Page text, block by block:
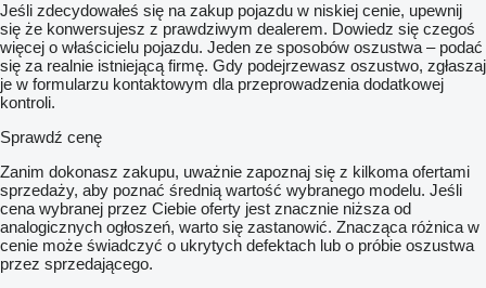
Jeśli zdecydowałeś się na zakup pojazdu w niskiej cenie, upewnij
się że konwersujesz z prawdziwym dealerem. Dowiedz się czegoś
więcej o właścicielu pojazdu. Jeden ze sposobów oszustwa – podać
się za realnie istniejącą firmę. Gdy podejrzewasz oszustwo, zgłaszaj
je w formularzu kontaktowym dla przeprowadzenia dodatkowej
kontroli.
Sprawdź cenę
Zanim dokonasz zakupu, uważnie zapoznaj się z kilkoma ofertami
sprzedaży, aby poznać średnią wartość wybranego modelu. Jeśli
cena wybranej przez Ciebie oferty jest znacznie niższa od
analogicznych ogłoszeń, warto się zastanowić. Znacząca różnica w
cenie może świadczyć o ukrytych defektach lub o próbie oszustwa
przez sprzedającego.